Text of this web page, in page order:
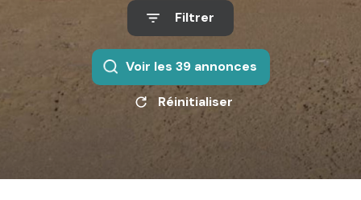
Filtrer
Voir les 39annonces
Réinitialiser